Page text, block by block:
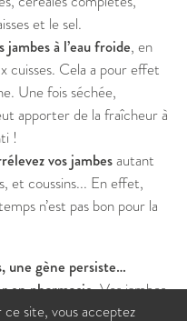
et le sel.
à l’eau froide, en
cuisses. Cela a pour effet
Une fois séchée,
apporter de la fraîcheur à
!
vos jambesautant
et coussins... En effet,
n’est pas bon pour la
une gène persiste…
en pharmacie.Vos jambes
veineuse ou
site, vous acceptez